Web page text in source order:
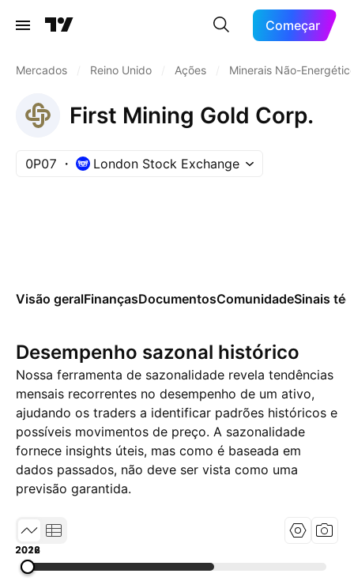
Começar
Mercados Reino Unido Ações Minerais Não-
First Mining Gold Corp.
0P07 London Stock Exchange
Visão geralFinançasDocumentosComunidadeSinais
Desempenho sazonal histórico
Nossa ferramenta de sazonalidade revela tendências
mensais recorrentes no desempenho de um ativo,
ajudando os traders a identificar padrões históricos e
possíveis movimentos de preço. A sazonalidade
fornece insights úteis, mas como é baseada em
dados passados, não deve ser vista como uma
previsão garantida.
2018
2022
2026